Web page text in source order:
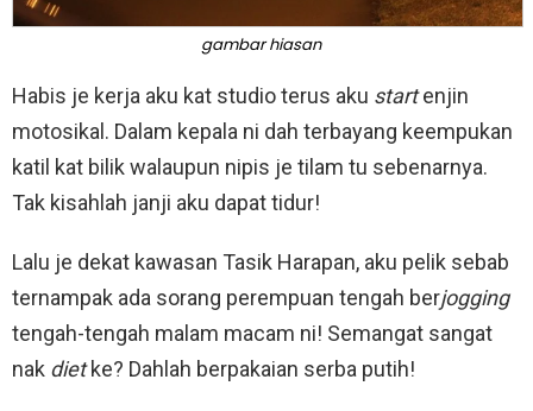
gambar hiasan
Habis je kerja aku kat studio terus aku startenjin
motosikal. Dalam kepala ni dah terbayang keempukan
katil kat bilik walaupun nipis je tilam tu sebenarnya.
Tak kisahlah janji aku dapat tidur!
Lalu je dekat kawasan Tasik Harapan, aku pelik sebab
ternampak ada sorang perempuan tengah berjogging
tengah-tengah malam macam ni! Semangat sangat
nak dietke? Dahlah berpakaian serba putih!